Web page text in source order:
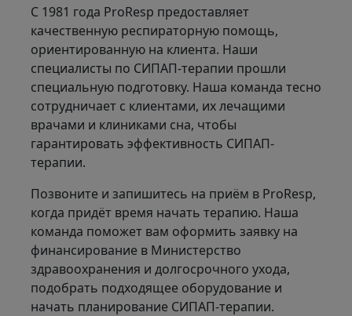
С 1981 года ProResp предоставляет
качественную респираторную помощь,
ориентированную на клиента. Наши
специалисты по СИПАП-терапии прошли
специальную подготовку. Наша команда тесно
сотрудничает с клиентами, их лечащими
врачами и клиниками сна, чтобы
гарантировать эффективность СИПАП-
терапии.
Позвоните и запишитесь на приём в ProResp,
когда придёт время начать терапию. Наша
команда поможет вам оформить заявку на
финансирование в Министерство
здравоохранения и долгосрочного ухода,
подобрать подходящее оборудование и
начать планирование СИПАП-терапии.